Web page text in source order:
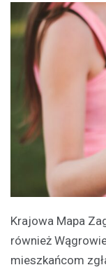
Krajowa Mapa
również
mieszkańcom